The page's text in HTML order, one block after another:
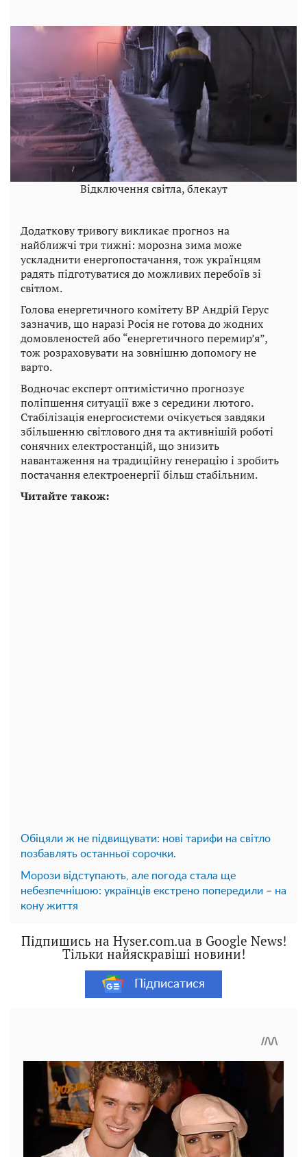
Відключення світла, блекаут
Додаткову тривогу викликає прогноз на
найближчі три тижні: морозна зима може
ускладнити енергопостачання, тож українцям
радять підготуватися до можливих перебоїв зі
світлом.
Голова енергетичного комітету ВР Андрій Герус
зазначив, що наразі Росія не готова до жодних
домовленостей або “енергетичного перемир’я”,
тож розраховувати на зовнішню допомогу не
варто.
Водночас експерт оптимістично прогнозує
поліпшення ситуації вже з середини лютого.
Стабілізація енергосистеми очікується завдяки
збільшенню світлового дня та активнішій роботі
сонячних електростанцій, що знизить
навантаження на традиційну генерацію і зробить
постачання електроенергії більш стабільним.
Читайте також:
Обіцяли ж не підвищувати: нові тарифи на світло
позбавлять останньої сорочки.
Морози відступають, але погода стала ще
небезпечнішою: українців екстрено попередили – на
кону життя
Підпишись на Hyser.com.ua в Google News!
Тільки найяскравіші новини!
Підписатися